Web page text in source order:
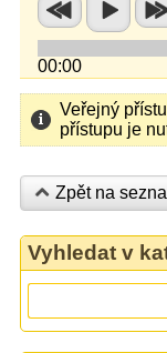
00:00
Veřejný
přístupu je
Zpět na
Vyhledat v